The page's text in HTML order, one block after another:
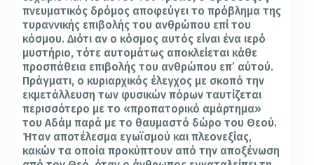
πνευματικός δρόμος αποφεύγει το πρόβλημα της
τυραννικής επιβολής του ανθρώπου επί του
κόσμου. Διότι αν ο κόσμος αυτός είναι ένα ιερό
μυστήριο, τότε αυτομάτως αποκλείεται κάθε
προσπάθεια επιβολής του ανθρώπου επ’ αύτού.
Πράγματι, ο κυριαρχικός έλεγχος με σκοπό την
εκμετάλλευση των φυσικών πόρων ταυτίζεται
περισσότερο με το «προπατορικό αμάρτημα»
του Αδάμ παρά με το θαυμαστό δώρο του Θεού.
Ήταν αποτέλεσμα εγωϊσμού και πλεονεξίας,
κακών τα οποία προκύπτουν από την αποξένωση